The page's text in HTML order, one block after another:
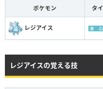
ポケモン タ
レジアイス
レジアイスの覚える技